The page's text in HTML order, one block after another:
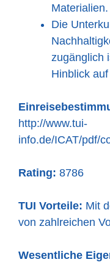
Materialien.
Die
zugänglich
Hinblick
http://www.tui-
info.de/ICAT/pdf/
Rating: 8786
TUI Vorteile: Mit
von zahlreichen
Wesentliche